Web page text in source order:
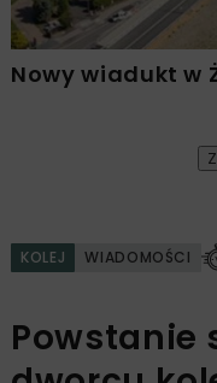
Nowy wiadukt w
KOLEJ WIADOMOŚCI
Powstanie